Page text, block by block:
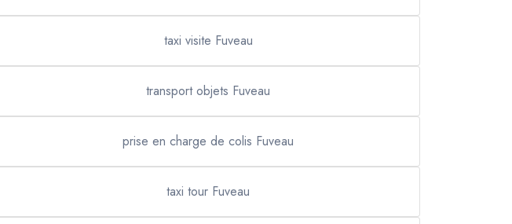
taxi visite Fuveau
transport objets Fuveau
prise en charge de colis Fuveau
taxi tour Fuveau